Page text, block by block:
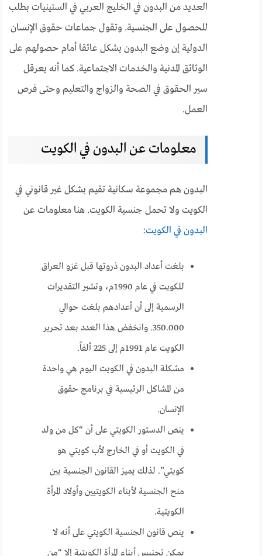
العديد من البدون في الخليج العربي في الستينيات بطلب
للحصول على الجنسية. وتقول جماعات حقوق الإنسان
الدولية إن وضع البدون يشكل عائقا أمام حصولهم على
الوثائق المدنية والخدمات الاجتماعية. كما أنه يعرقل
سير الحقوق في الصحة والزواج والتعليم وحتى فرص
العمل.
معلومات عن البدون في الكويت
البدون هم مجموعة سكانية تقيم بشكل غير قانوني في
الكويت ولا تحمل جنسية الكويت. هنا معلومات عن
البدون في الكويت:
بلغت أعداد البدون ذروتها قبل غزو العراق
للكويت في عام 1990م، وتشير التقديرات
الرسمية إلى أن أعدادهم بلغت حوالي
350.000. وانخفض هذا العدد بعد تحرير
الكويت عام 1991م إلى 225 ألفاً.
مشكلة البدون في الكويت اليوم هي واحدة
من المشاكل الرئيسية في برنامج حقوق
الإنسان.
ينص الدستور الكويتي على أن “كل من ولد
في الكويت أو في الخارج لأب كويتي هو
كويتي”. لذلك يميز القانون الجنسية بين
منح الجنسية لأبناء الكويتيين وأولاد المرأة
الكويتية.
ينص قانون الجنسية الكويتي على أنه لا
يمكن تجنيس أبناء المرأة الكويتية إلا “من